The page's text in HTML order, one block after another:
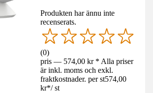
Produkten har ännu inte
recenserats.
(0)
pris — 574,00 kr * Alla priser
är inkl. moms och exkl.
fraktkostnader. per st574,00
kr*/ st